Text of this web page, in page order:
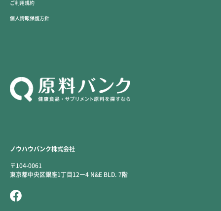
ノウハウバンク株式会社
〒104-0061
東京都中央区銀座1丁目12ー4 N&E BLD. 7階
ご利用規約
個人情報保護方針